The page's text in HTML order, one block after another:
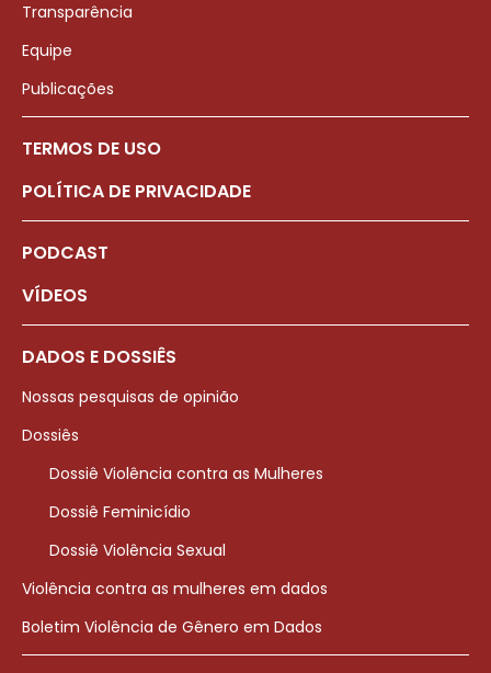
Transparência
Equipe
Publicações
TERMOS DE USO
POLÍTICA DE PRIVACIDADE
PODCAST
VÍDEOS
DADOS E DOSSIÊS
Nossas pesquisas de opinião
Dossiês
Dossiê Violência contra as Mulheres
Dossiê Feminicídio
Dossiê Violência Sexual
Violência contra as mulheres em dados
Boletim Violência de Gênero em Dados